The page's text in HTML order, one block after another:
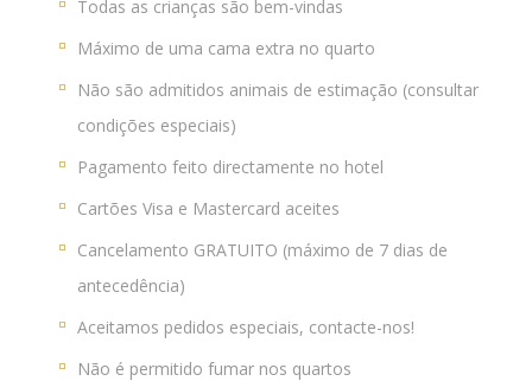
Todas as crianças são bem-vindas
Máximo de uma cama extra no quarto
Não são admitidos animais de estimação (consultar
condições especiais)
Pagamento feito directamente no hotel
Cartões Visa e Mastercard aceites
Cancelamento GRATUITO (máximo de 7 dias de
antecedência)
Aceitamos pedidos especiais, contacte-nos!
Não é permitido fumar nos quartos